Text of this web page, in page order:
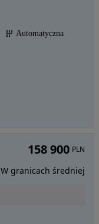
Automatyczna
158 900 PLN
W granicach średniej